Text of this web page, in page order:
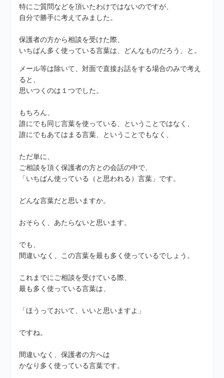
特にご質問などを頂いたわけではないのですが、
自分で勝手に考えてみました。
保護者の方から相談を受けた際、
いちばん多く使っている言葉は、どんなものだろう、と。
メール等は除いて、対面で直接お話をする場合のみで考え
ると、
思いつくのは１つでした。
もちろん、
誰にでも同じ言葉を使っている、ということではなく、
誰にでもあてはまる言葉、ということでもなく、
ただ単に、
ご相談を頂く保護者の方との会話の中で、
「いちばん使っている（と思われる）言葉」です。
どんな言葉だと思いますか。
おそらく、あたらないと思います。
でも、
間違いなく、この言葉を最も多く使っているでしょう。
これまでにご相談を受けている際、
最も多く使っている言葉は、
「ほうっておいて、いいと思いますよ」
ですね。
間違いなく、保護者の方へは
かなり多く使っている言葉です。